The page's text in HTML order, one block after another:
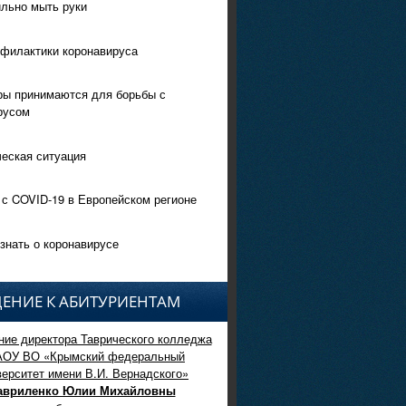
мыть руки
коронавируса
принимаются для борьбы с
ситуация
COVID-19 в Европейском регионе
о коронавирусе
К АБИТУРИЕНТАМ
директора Таврического колледжа
ВО «Крымский федеральный
имени В.И. Вернадского»
Юлии Михайловны